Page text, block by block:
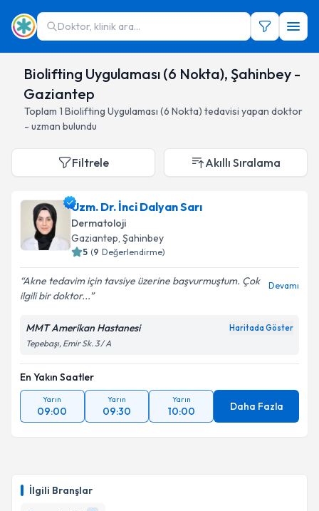
Doktor, klinik ara...
Biolifting Uygulaması (6 Nokta), Şahinbey -
Gaziantep
Toplam 1 Biolifting Uygulaması (6 Nokta) tedavisi yapan doktor
- uzman bulundu
İlgili Branşlar
Filtrele Akıllı Sıralama
Uzm. Dr. İnci Dalyan Sarı
Dermatoloji
Gaziantep, Şahinbey
5 (9 Değerlendirme)
Akne tedavim için tavsiye üzerine başvurmuştum. Çok
ilgili bir doktor...
Devamı
MMT Amerikan Hastanesi Haritada Göster
Tepebaşı, Emir Sk. 3 / A
En Yakın Saatler
Yarın
09:00
Yarın
09:30
Yarın
10:00 Daha Fazla